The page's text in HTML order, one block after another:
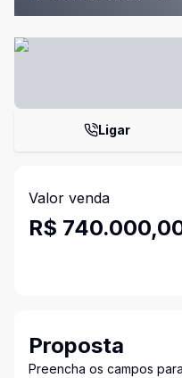
Ligar
Valor venda
R$
Proposta
Preencha os campos